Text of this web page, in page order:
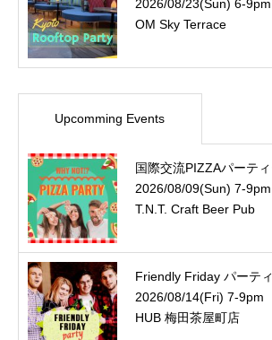
2026/08/23(Sun) 6-9pm
OM Sky Terrace
Upcomming Events
国際交流PIZZAパーテ
2026/08/09(Sun) 7-9pm
T.N.T. Craft Beer Pub
Friendly Friday パーテ
2026/08/14(Fri) 7-9pm
HUB 梅田茶屋町店